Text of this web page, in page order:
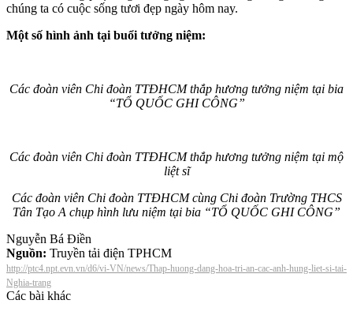
chúng ta có cuộc sống tươi đẹp ngày hôm nay.
Một số hình ảnh tại buổi tưởng niệm:
Các đoàn viên Chi đoàn TTĐHCM thắp hương tưởng niệm tại bia
“TỔ QUỐC GHI CÔNG”
Các đoàn viên Chi đoàn TTĐHCM thắp hương tưởng niệm tại mộ
liệt sĩ
Các đoàn viên Chi đoàn TTĐHCM cùng Chi đoàn Trường THCS
Tân Tạo A chụp hình lưu niệm tại bia “TỔ QUỐC GHI CÔNG”
Nguyễn Bá Điền
Nguồn: Truyền tải điện TPHCM
http://ptc4.npt.evn.vn/d6/vi-VN/news/Thap-huong-dang-hoa-tri-an-cac-anh-hung-liet-si-tai-
Nghia-trang
Các bài khác